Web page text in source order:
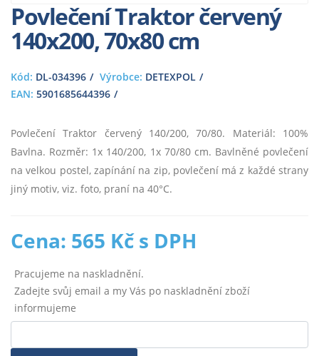
Povlečení Traktor červený
140x200, 70x80 cm
Kód: DL-034396 Výrobce: DETEXPOL
EAN: 5901685644396
Povlečení Traktor červený 140/200, 70/80. Materiál: 100%
Bavlna. Rozměr: 1x 140/200, 1x 70/80 cm. Bavlněné povlečení
na velkou postel, zapínání na zip, povlečení má z každé strany
jiný motiv, viz. foto, praní na 40°C.
Cena: 565 Kč s DPH
Pracujeme na naskladnění.
Zadejte svůj email a my Vás po naskladnění zboží
informujeme